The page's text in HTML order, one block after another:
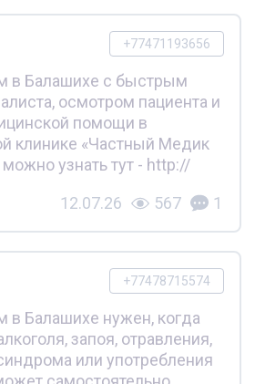
+77471193656
в Балашихе с быстрым
осмотром пациента и
помощи в
клинике «Частный Медик
узнать тут - http://
12.07.26 567 1
+77478715574
в Балашихе нужен, когда
запоя, отравления,
или употребления